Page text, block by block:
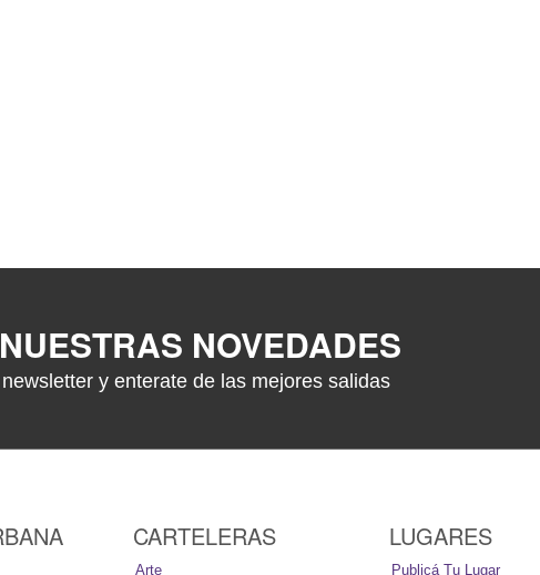
NOVEDADES
y enterate de las mejores salidas
CARTELERAS
Arte
LUGARES
Publicá Tu Lugar